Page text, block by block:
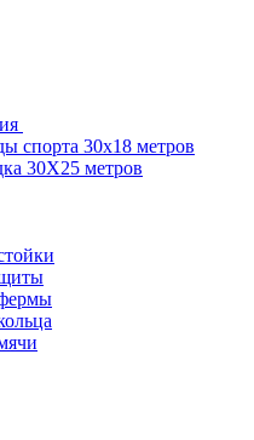
спорта 30x18 метров
30Х25 метров